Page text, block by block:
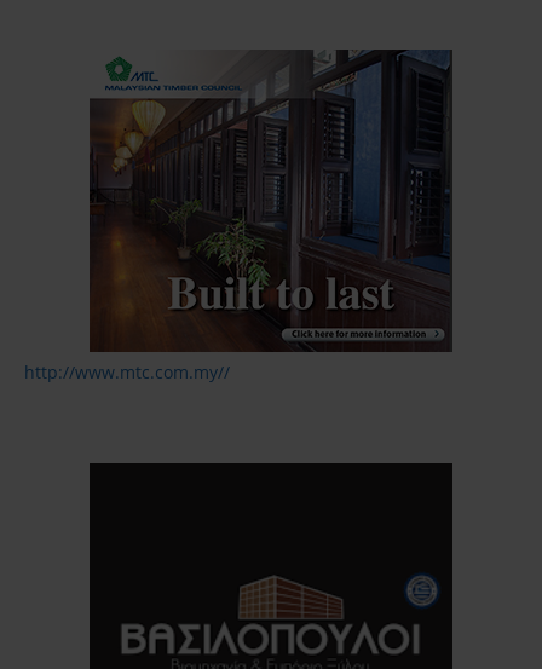
http://www.mtc.com.my//